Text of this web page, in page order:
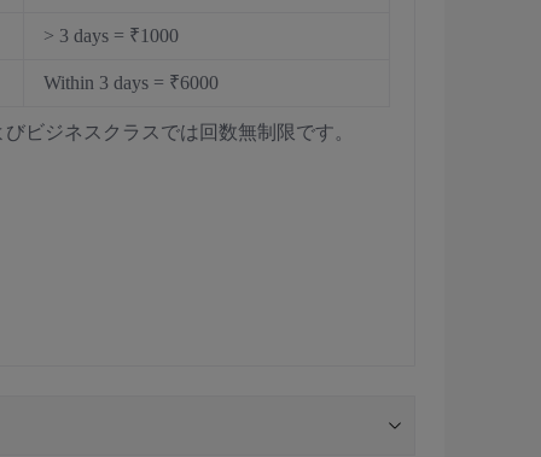
> 3 days = ₹1000
Within 3 days = ₹6000
ビジネスクラスでは回数無制限です。